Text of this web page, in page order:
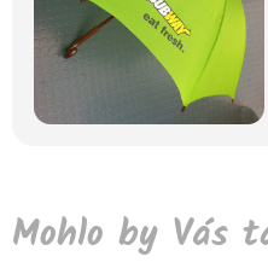
Mohlo by Vás